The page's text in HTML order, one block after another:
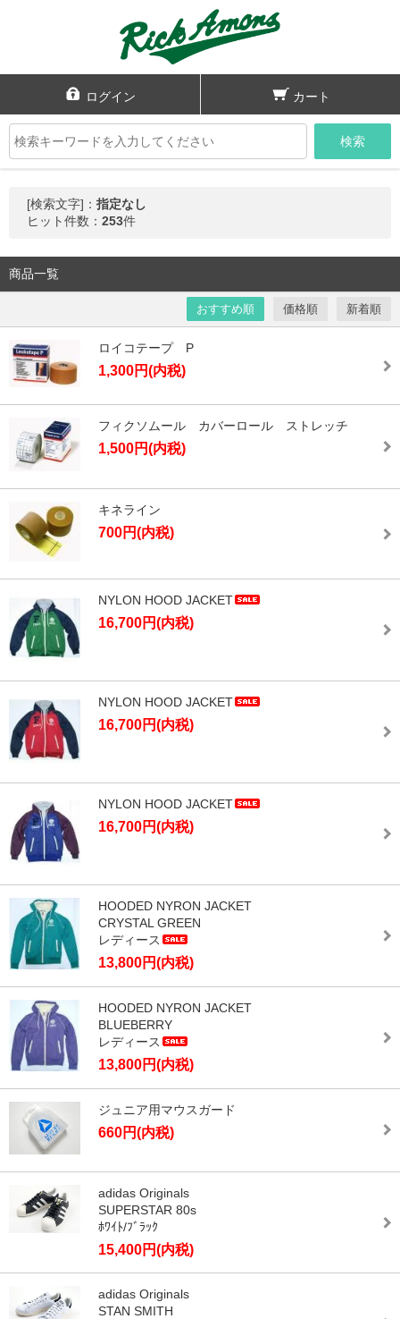
ログイン カート
検索
[検索文字]： 指定なし
ヒット件数： 253件
商品一覧
おすすめ順 価格順 新着順
ロイコテープ P
1,300円(内税)
フィクソムール カバーロール ストレッチ
1,500円(内税)
キネライン
700円(内税)
NYLON HOOD JACKET
16,700円(内税)
NYLON HOOD JACKET
16,700円(内税)
NYLON HOOD JACKET
16,700円(内税)
HOODED NYRON JACKET
CRYSTAL GREEN
レディース
13,800円(内税)
HOODED NYRON JACKET
BLUEBERRY
レディース
13,800円(内税)
ジュニア用マウスガード
660円(内税)
adidas Originals
SUPERSTAR 80s
ﾎﾜｲﾄ/ﾌﾞﾗｯｸ
15,400円(内税)
adidas Originals
STAN SMITH